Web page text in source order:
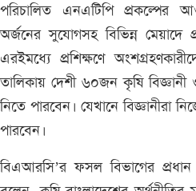
পরিচালিত এনএটিপি প্রকল্পের
অর্জনের সুযোগসহ বিভিন্ন মেয়াদে
এরইমধ্যে প্রশিক্ষণে
তালিকায় দেশী ৬০জন কৃষি
নিতে পারবেন। যেখানে বিজ্ঞানীরা
পারবেন।
বিএআরসি’র ফসল বিভাগের